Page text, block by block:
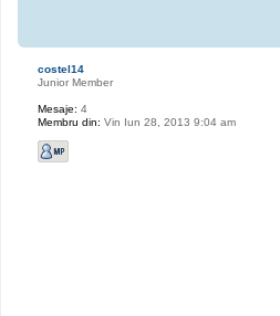
costel14
Junior Member
Mesaje: 4
Membru din: Vin Iun 28, 2013 9:04 am